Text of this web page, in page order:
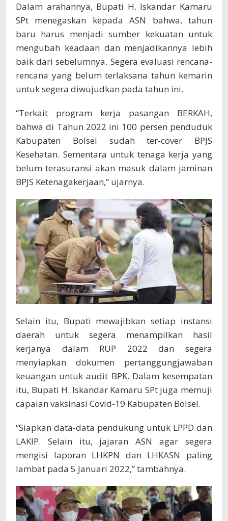
Dalam arahannya, Bupati H. Iskandar Kamaru
SPt menegaskan kepada ASN bahwa, tahun
baru harus menjadi sumber kekuatan untuk
mengubah keadaan dan menjadikannya lebih
baik dari sebelumnya. Segera evaluasi rencana-
rencana yang belum terlaksana tahun kemarin
untuk segera diwujudkan pada tahun ini.
“Terkait program kerja pasangan BERKAH,
bahwa di Tahun 2022 ini 100 persen penduduk
Kabupaten Bolsel sudah ter-cover BPJS
Kesehatan. Sementara untuk tenaga kerja yang
belum terasuransi akan masuk dalam jaminan
BPJS Ketenagakerjaan,” ujarnya.
Selain itu, Bupati mewajibkan setiap instansi
daerah untuk segera menampilkan hasil
kerjanya dalam RUP 2022 dan segera
menyiapkan dokumen pertanggungjawaban
keuangan untuk audit BPK. Dalam kesempatan
itu, Bupati H. Iskandar Kamaru SPt juga memuji
capaian vaksinasi Covid-19 Kabupaten Bolsel.
“Siapkan data-data pendukung untuk LPPD dan
LAKIP. Selain itu, jajaran ASN agar segera
mengisi laporan LHKPN dan LHKASN paling
lambat pada 5 Januari 2022,” tambahnya.